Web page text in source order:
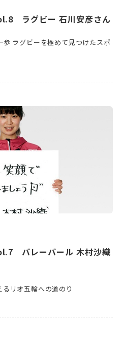
ラグビー 石川安彦さん
ラグビーを極めて見つけたスポ
バレーバール 木村沙織
リオ五輪への道のり